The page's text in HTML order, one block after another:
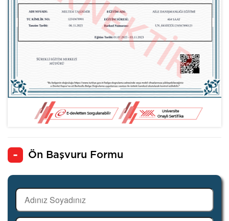
Ön Başvuru Formu